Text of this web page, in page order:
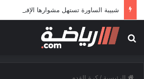
شبيبة الساورة تستهل مشوارها الإفريقي
بحث عن